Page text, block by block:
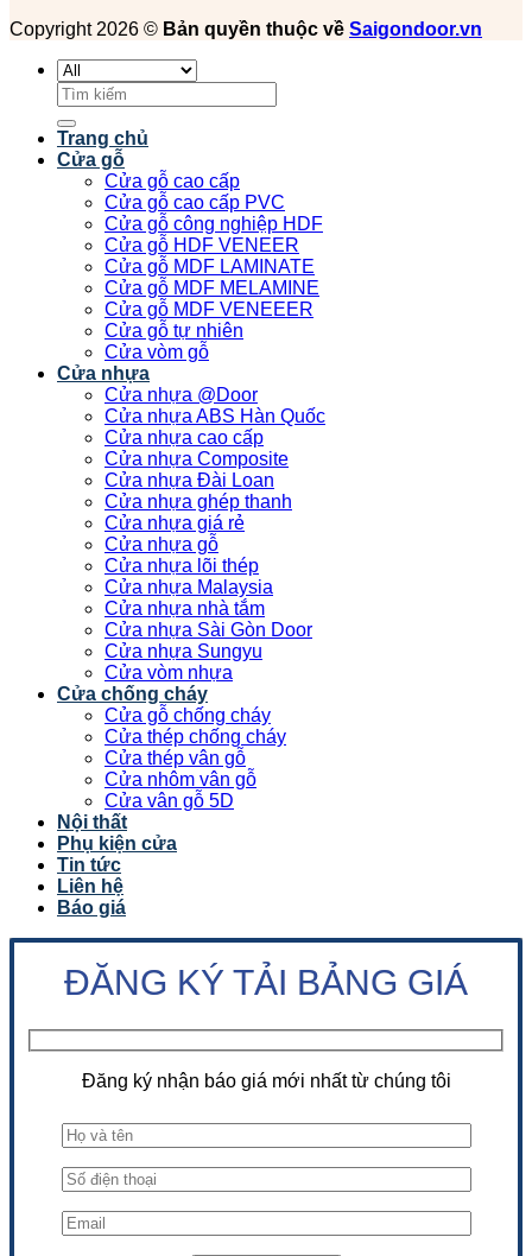
Copyright 2026 © Bản quyền thuộc về Saigondoor.vn
Tìm
kiếm:
Trang chủ
Cửa gỗ
Cửa gỗ cao cấp
Cửa gỗ cao cấp PVC
Cửa gỗ công nghiệp HDF
Cửa gỗ HDF VENEER
Cửa gỗ MDF LAMINATE
Cửa gỗ MDF MELAMINE
Cửa gỗ MDF VENEEER
Cửa gỗ tự nhiên
Cửa vòm gỗ
Cửa nhựa
Cửa nhựa @Door
Cửa nhựa ABS Hàn Quốc
Cửa nhựa cao cấp
Cửa nhựa Composite
Cửa nhựa Đài Loan
Cửa nhựa ghép thanh
Cửa nhựa giá rẻ
Cửa nhựa gỗ
Cửa nhựa lõi thép
Cửa nhựa Malaysia
Cửa nhựa nhà tắm
Cửa nhựa Sài Gòn Door
Cửa nhựa Sungyu
Cửa vòm nhựa
Cửa chống cháy
Cửa gỗ chống cháy
Cửa thép chống cháy
Cửa thép vân gỗ
Cửa nhôm vân gỗ
Cửa vân gỗ 5D
Nội thất
Phụ kiện cửa
Tin tức
Liên hệ
Báo giá
ĐĂNG KÝ TẢI BẢNG GIÁ
Đăng ký nhận báo giá mới nhất từ chúng tôi